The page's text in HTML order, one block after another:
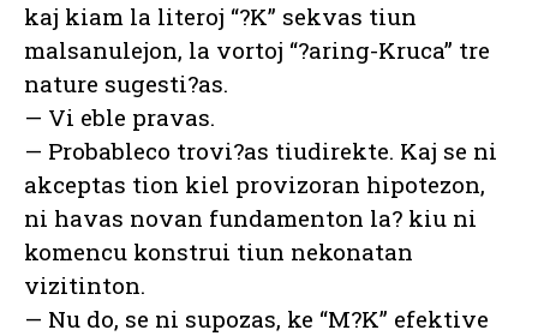
kaj kiam la literoj “?K” sekvas tiun
malsanulejon, la vortoj “?aring-Kruca” tre
nature sugesti?as.
— Vi eble pravas.
— Probableco trovi?as tiudirekte. Kaj se ni
akceptas tion kiel provizoran hipotezon,
ni havas novan fundamenton la? kiu ni
komencu konstrui tiun nekonatan
vizitinton.
— Nu do, se ni supozas, ke “M?K” efektive